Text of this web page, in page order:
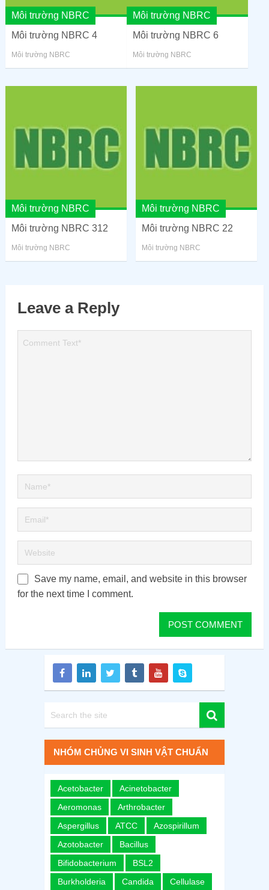
Môi trường NBRC
Môi trường NBRC 4
Môi trường NBRC
Môi trường NBRC
Môi trường NBRC 6
Môi trường NBRC
Môi trường NBRC
Môi trường NBRC 312
Môi trường NBRC
Môi trường NBRC
Môi trường NBRC 22
Môi trường NBRC
Leave a Reply
Save my name, email, and website in this browser
for the next time I comment.
NHÓM CHỦNG VI SINH VẬT CHUẨN
Acetobacter
Acinetobacter
Aeromonas
Arthrobacter
Aspergillus
ATCC
Azospirillum
Azotobacter
Bacillus
Bifidobacterium
BSL2
Burkholderia
Candida Cellulase